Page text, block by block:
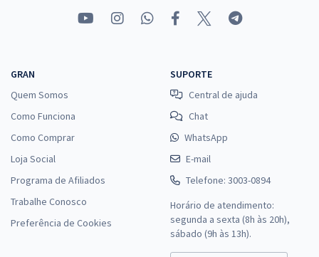
GRAN
Quem Somos
Como Funciona
Como Comprar
Loja Social
Programa de Afiliados
Trabalhe Conosco
Preferência de Cookies
SUPORTE
Central de ajuda
Chat
WhatsApp
E-mail
Telefone: 3003-0894
Horário de atendimento:
segunda a sexta (8h às 20h),
sábado (9h às 13h).